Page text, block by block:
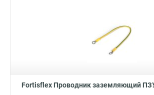
Fortisflex Проводник заземляющий